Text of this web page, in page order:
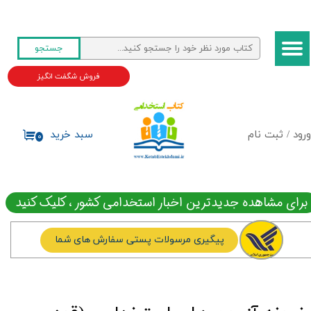
ورود / ثبت نام
حساب کاربری من
تغییر گذر واژه
جستجو
۰ سبد خرید
فروش شگفت انگیز
برای مشاهده جدیدترین اخبار استخدامی کشور ، کلیک کنید
پیگیری مرسولات پستی سفارش های شما